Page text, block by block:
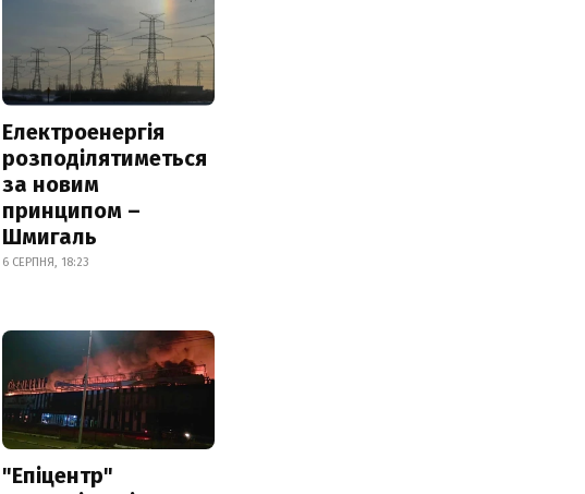
Електроенергія
розподілятиметься
за новим
принципом –
Шмигаль
6 СЕРПНЯ, 18:23
"Епіцентр"